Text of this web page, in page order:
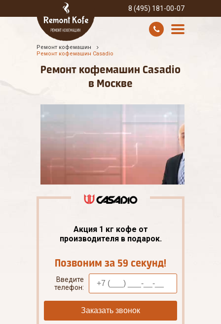
8 (495) 181-00-07
УСЛУГИ И ЦЕНЫ
Ремонт кофемашин
Ремонт кофемашин Casadio
Ремонт кофемашин Casadio
в Москве
Акция 1 кг кофе от
производителя в подарок.
Позвоним за 59 секунд!
Введите
телефон:
Заказать звонок